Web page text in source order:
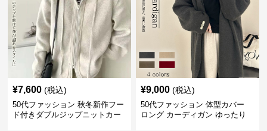
¥7,600 (税込)
50代ファッション 秋冬新作フー
ド付きダブルジップニットカー
¥9,000 (税込)
50代ファッション 体型カバー
ロング カーディガン ゆったり